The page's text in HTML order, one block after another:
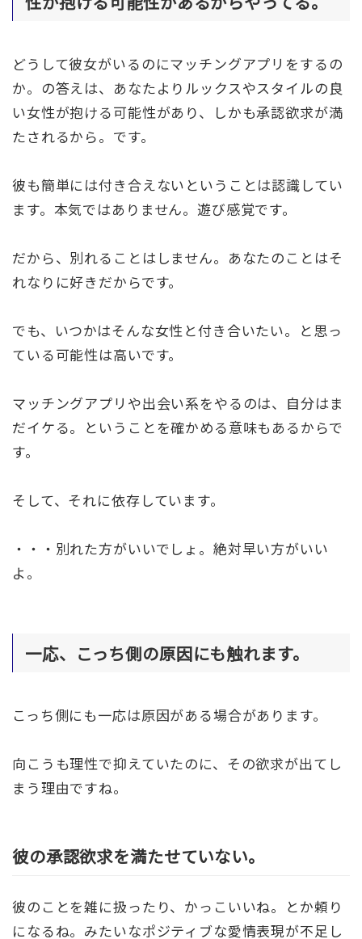
どうして彼女がいるのにマッチングアプリをするの
か。の答えは、あなたよりルックスやスタイルの良
い女性が抱ける可能性があり、しかも承認欲求が満
たされるから。です。
彼も簡単には付き合えないということは認識してい
ます。本気ではありません。遊び感覚です。
だから、別れることはしません。あなたのことはそ
れなりに好きだからです。
でも、いつかはそんな女性と付き合いたい。と思っ
ている可能性は高いです。
マッチングアプリや出会い系をやるのは、自分はま
だイケる。ということを確かめる意味もあるからで
す。
そして、それに依存しています。
・・・別れた方がいいでしょ。絶対早い方がいい
よ。
一応、こっち側の原因にも触れます。
こっち側にも一応は原因がある場合があります。
向こうも理性で抑えていたのに、その欲求が出てし
まう理由ですね。
彼の承認欲求を満たせていない。
彼のことを雑に扱ったり、かっこいいね。とか頼り
になるね。みたいなポジティブな愛情表現が不足し